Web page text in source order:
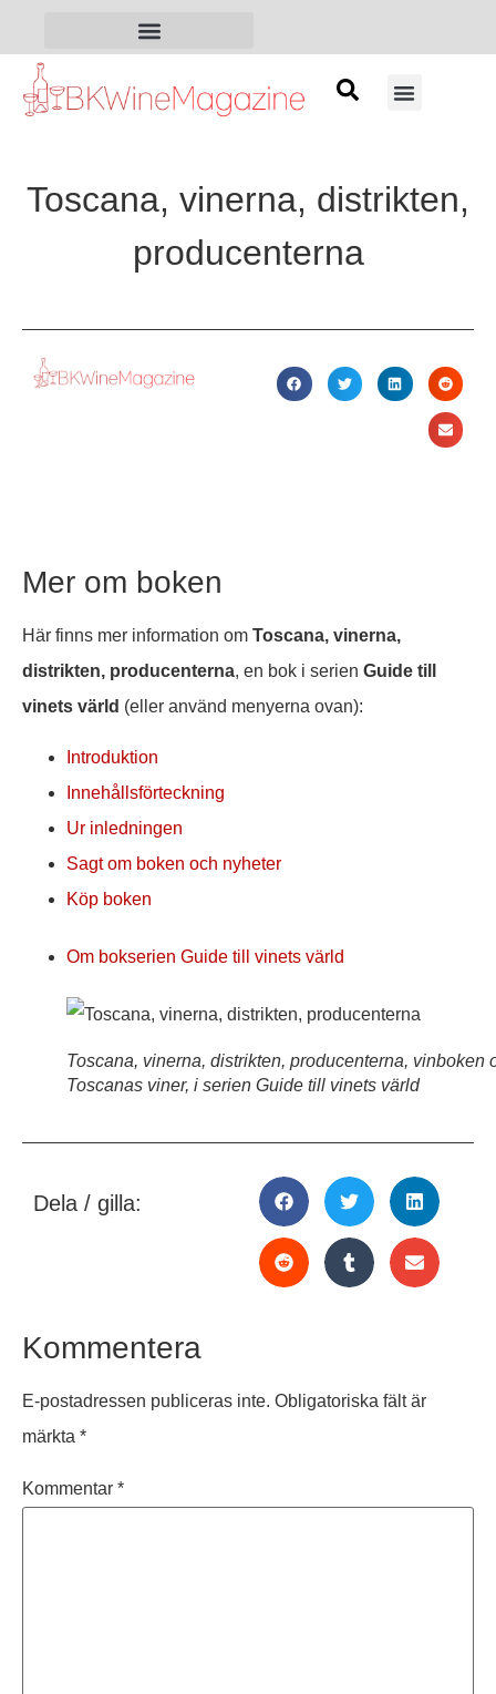
Toscana, vinerna, distrikten,
producenterna
Mer om boken
Här finns mer information om Toscana, vinerna,
distrikten, producenterna, en bok i serien Guide till
vinets värld (eller använd menyerna ovan):
Introduktion
Innehållsförteckning
Ur inledningen
Sagt om boken och nyheter
Köp boken
Om bokserien Guide till vinets värld
Toscana, vinerna, distrikten, producenterna, vinboken
Toscanas viner, i serien Guide till vinets värld
Dela / gilla:
Kommentera
E-postadressen publiceras inte. Obligatoriska fält är
märkta *
Kommentar *